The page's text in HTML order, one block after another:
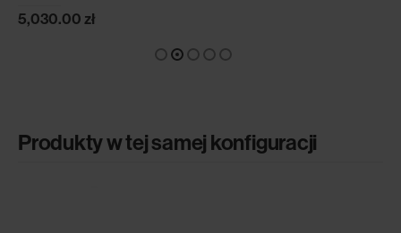
5,030.00 zł
Produkty w tej samej konfiguracji